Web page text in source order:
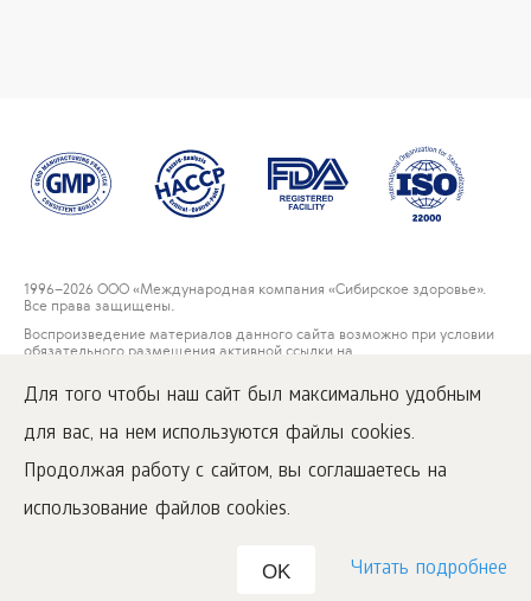
Для того чтобы наш сайт был максимально удобным
для вас, на нем используются файлы cookies.
Продолжая работу с сайтом, вы соглашаетесь на
использование файлов cookies.
OK Читать подробнее
1996–2026 ООО «Международная компания «Сибирское здоровье».
Все права защищены.
Воспроизведение материалов данного сайта возможно при условии
обязательного размещения активной ссылки на
Контакты
Пользовательское соглашение
Политика конфиденциальности